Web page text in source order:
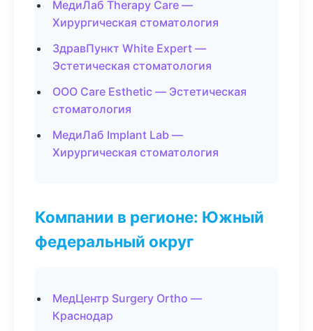
МедиЛаб Therapy Care —
Хирургическая стоматология
ЗдравПункт White Expert —
Эстетическая стоматология
ООО Care Esthetic — Эстетическая
стоматология
МедиЛаб Implant Lab —
Хирургическая стоматология
Компании в регионе: Южный
федеральный округ
МедЦентр Surgery Ortho —
Краснодар